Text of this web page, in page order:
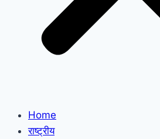
Home
राष्ट्रीय